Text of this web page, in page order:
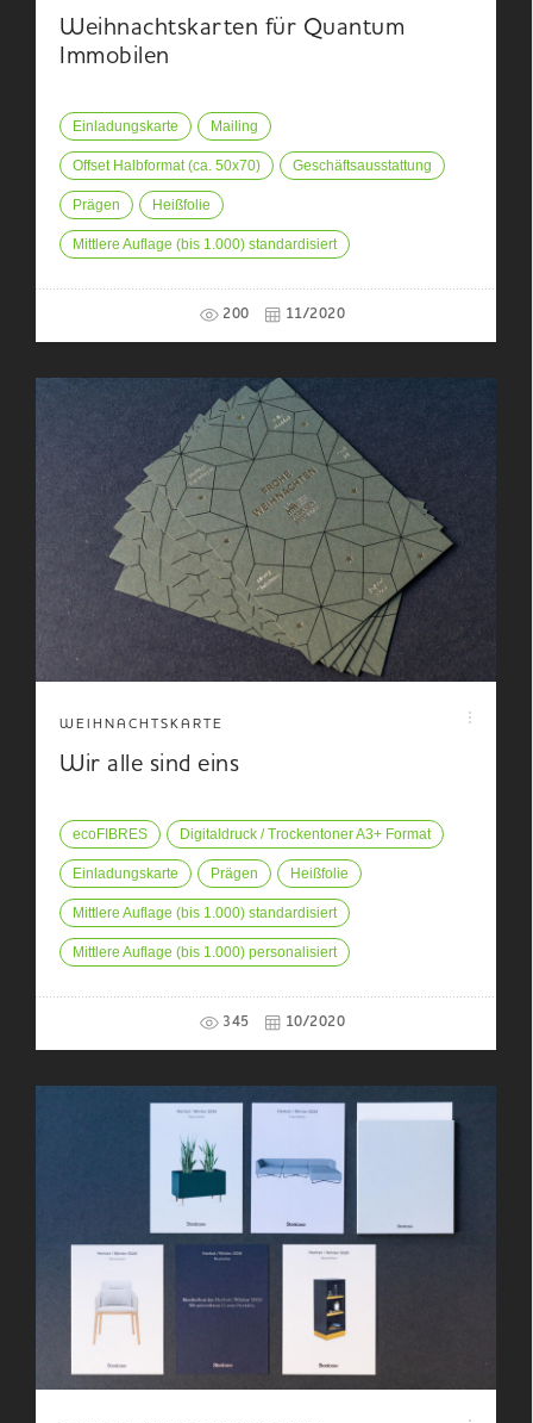
Weihnachtskarten für Quantum
Immobilen
Einladungskarte Mailing
Offset Halbformat (ca. 50x70) Geschäftsausstattung
Prägen Heißfolie
Mittlere Auflage (bis 1.000) standardisiert
200 11/2020
WEIHNACHTSKARTE
Wir alle sind eins
ecoFIBRES Digitaldruck / Trockentoner A3+ Format
Einladungskarte Prägen Heißfolie
Mittlere Auflage (bis 1.000) standardisiert
Mittlere Auflage (bis 1.000) personalisiert
345 10/2020